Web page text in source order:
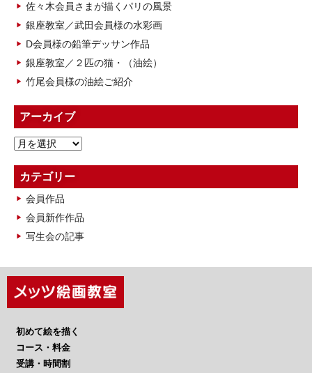
佐々木会員さまが描くパリの風景
銀座教室／武田会員様の水彩画
D会員様の鉛筆デッサン作品
銀座教室／２匹の猫・（油絵）
竹尾会員様の油絵ご紹介
アーカイブ
ア
カ
イ
ブ
カテゴリー
会員作品
会員新作作品
写生会の記事
初めて絵を描く
コース・料金
受講・時間割